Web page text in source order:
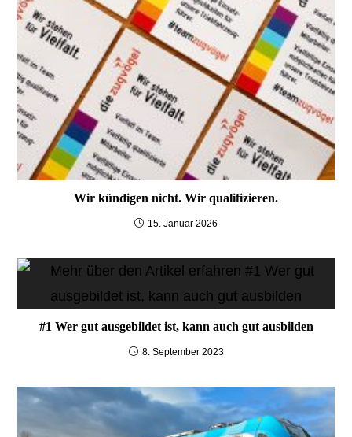
Wir kündigen nicht. Wir qualifizieren.
15. Januar 2026
#1 Wer gut ausgebildet ist, kann auch gut ausbilden
8. September 2023